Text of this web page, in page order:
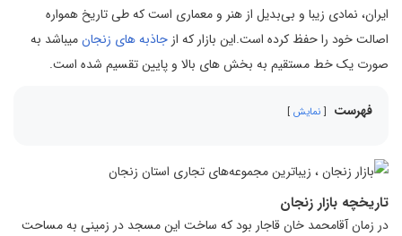
ایران، نمادی زیبا و بی‌بدیل از هنر و معماری است که طی تاریخ همواره
اصالت خود را حفظ کرده است.این بازار که از جاذبه های زنجانمیباشد به
صورت یک خط مستقیم به بخش های بالا و پایین تقسیم شده است.
فهرست نمایش
تاریخچه بازار زنجان
در زمان آقامحمد خان قاجار بود که ساخت این مسجد در زمینی به مساحت